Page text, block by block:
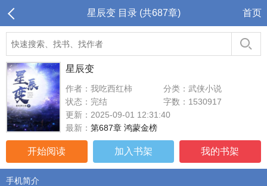
星辰变 目录 (共687章) 首页
星辰变
作者：我吃西红柿
分类：武侠小说
状态：完结
字数：1530917
更新：2025-09-01 12:31:40
最新： 第687章 鸿蒙金榜
开始阅读 加入书架 我的书架
手机简介